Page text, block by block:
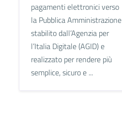
pagamenti elettronici verso
la Pubblica Amministrazione
stabilito dall’Agenzia per
l’Italia Digitale (AGID) e
realizzato per rendere più
semplice, sicuro e ...